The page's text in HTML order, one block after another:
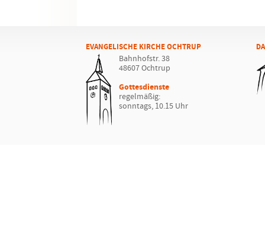
EVANGELISCHE KIRCHE OCHTRUP
Bahnhofstr. 38
48607 Ochtrup
Gottesdienste
regelmäßig:
sonntags, 10.15 Uhr